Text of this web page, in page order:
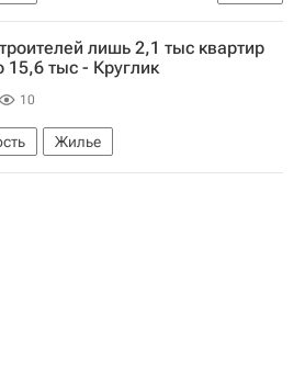
лишь 2,1 тыс квартир
тыс - Круглик
10
Жилье